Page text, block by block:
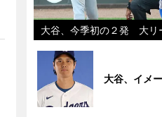
大谷、今季初の２発 大リ
大谷、イメ